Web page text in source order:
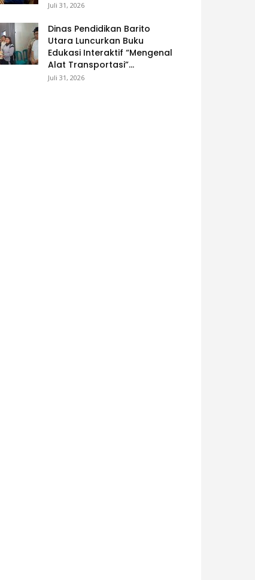
Juli 31, 2026
Dinas Pendidikan Barito
Utara Luncurkan Buku
Edukasi Interaktif “Mengenal
Alat Transportasi”...
Juli 31, 2026